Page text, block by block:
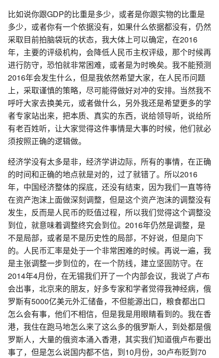
比如说你跟GDP的比重是多少，或者是你跟实物的比重是
多少，或者你有一个依据没有，如果什么依据都没有，仍然
采取目前拍脑袋玩的状态，我大体上可以确定，在2016
年，主要的评级机构，会降低人民币主权评级，那个时候再
进行防守，恐怕就非常困难，或者是为时晚矣。我不能预测
2016年会发生什么，但是我依然希望大家，在人民币问题
上，采取谨慎的策略，尽可能得做好对冲的安排。当然我不
呼吁大家去换美元，或者做什么，另外我还是希望更多的学
者专家站出来，把本质、真实的东西，说给领导听，说给所
有老百姓听，让大家觉得这件事情是大事的时候，他们就必
须按照正确的逻辑做。
经济学没有太多是非，经济学讲边际，所有的事情，在正确
的时间和正确的地点就是对的，过了就错了。所以2016
年，中国经济整体的探底，还没有结束，因为我们一直等待
在资产泡沫上面做深刻调整，但是这个资产泡沫的调整没有
发生，反而是人民币的贬值过程，所以我们觉得这个调整没
到位，就意味着调整终究会到位。2016年仍然是调整，是
不是局部，或者是不是历史性的局部，不好说，但是向下
的。人民币汇率是处于一个非常困难的时候。再说一遍，我
是主张调整一步到位的，在一个防线，建立坚固防守。在
2014年4月份，在无锡我们开了一个内部会议，我说了卢布
会出事，北京来的朋友，好多专家和学者觉得我神经病，俄
罗斯有5000亿美元外汇储备，不但能源出口，粮食都出口
怎么会有事，他们不相信，但是我是用眼睛看到的。我在香
港，我住在跑马地怎么来了这么多的俄罗斯人，到处都是俄
罗斯人，大量的俄资本涌入香港，其实我们知道俄卢布要出
事了，但是怎么说国内都不信，到10月份，30卢布贬到70